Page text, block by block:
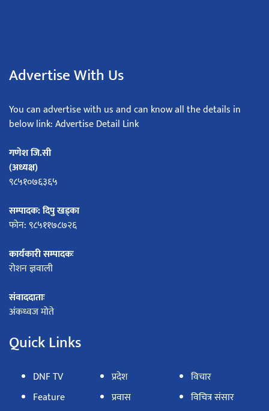
Advertise With Us
You can advertise with us and can know all the details in
below link: Advertise Detail Link
गणेश जि.सी
(अध्यक्ष)
९८५१०७६३६५
सम्पादक: दिपु खड्का
फोन: ९८५११७८७२६
कार्यकारी सम्पादकः
रोशन ज्ञवाली
संवाददाताः
अंकध्वज मोते
Quick Links
DNF TV
Feature
प्रदेश
प्रवास
विचार
विचित्र संसार